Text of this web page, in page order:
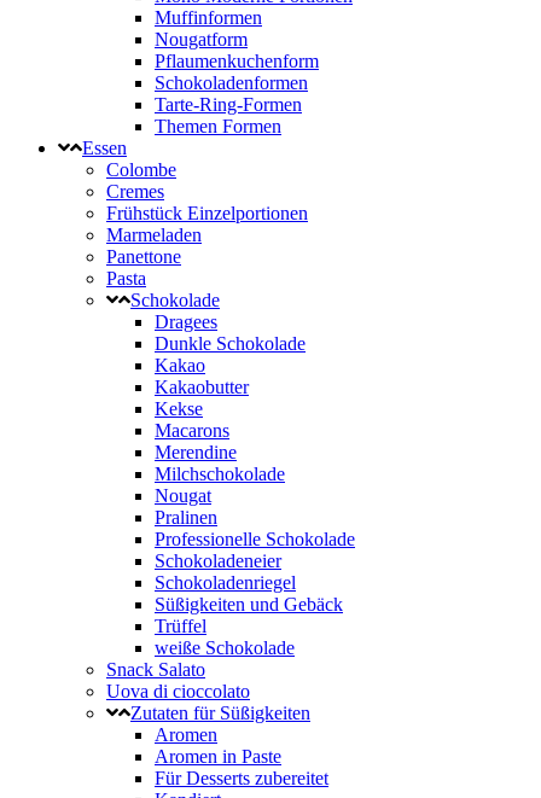
Muffinformen
Nougatform
Pflaumenkuchenform
Schokoladenformen
Tarte-Ring-Formen
Themen Formen
Essen
Colombe
Cremes
Frühstück Einzelportionen
Marmeladen
Panettone
Pasta
Schokolade
Dragees
Dunkle Schokolade
Kakao
Kakaobutter
Kekse
Macarons
Merendine
Milchschokolade
Nougat
Pralinen
Professionelle Schokolade
Schokoladeneier
Schokoladenriegel
Süßigkeiten und Gebäck
Trüffel
weiße Schokolade
Snack Salato
Uova di cioccolato
Zutaten für Süßigkeiten
Aromen
Aromen in Paste
Für Desserts zubereitet